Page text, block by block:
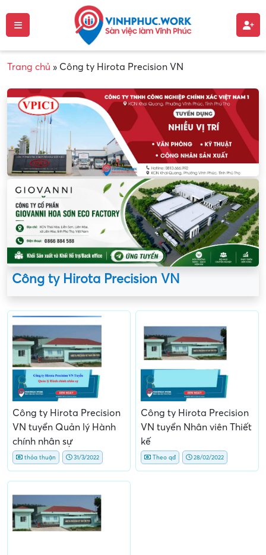
Trang chủ » Công ty Hirota Precision VN
Công ty Hirota Precision VN
Công ty Hirota Precision
VN tuyển Quản lý Hành
chính nhân sự
thỏa thuận 31/3/2022
Công ty Hirota Precision
VN tuyển Nhân viên Thiết
kế
Theo qđ 28/02/2022